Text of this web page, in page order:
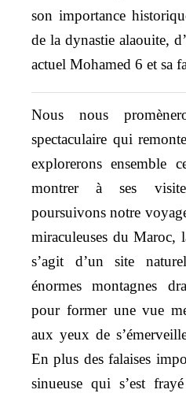
son importance
de la dynastie alaouite,
actuel Mohamed 6 et sa
Nous nous
spectaculaire qui
explorerons ensemble
montrer à ses
poursuivons notre
miraculeuses du Maroc,
s’agit d’un site
énormes montagnes
pour former une vue
aux yeux de
En plus des falaises
sinueuse qui s’est